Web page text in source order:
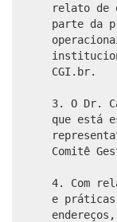
relato de
parte da
CGI.br.
3. O Dr.
que está
Comitê
4. Com
e